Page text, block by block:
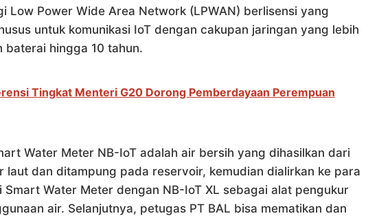
Low Power Wide Area Network (LPWAN) berlisensi yang
untuk komunikasi IoT dengan cakupan jaringan yang lebih
baterai hingga 10 tahun.
Tingkat Menteri G20 Dorong Pemberdayaan Perempuan
Water Meter NB-IoT adalah air bersih yang dihasilkan dari
laut dan ditampung pada reservoir, kemudian dialirkan ke para
Smart Water Meter dengan NB-IoT XL sebagai alat pengukur
air. Selanjutnya, petugas PT BAL bisa mematikan dan